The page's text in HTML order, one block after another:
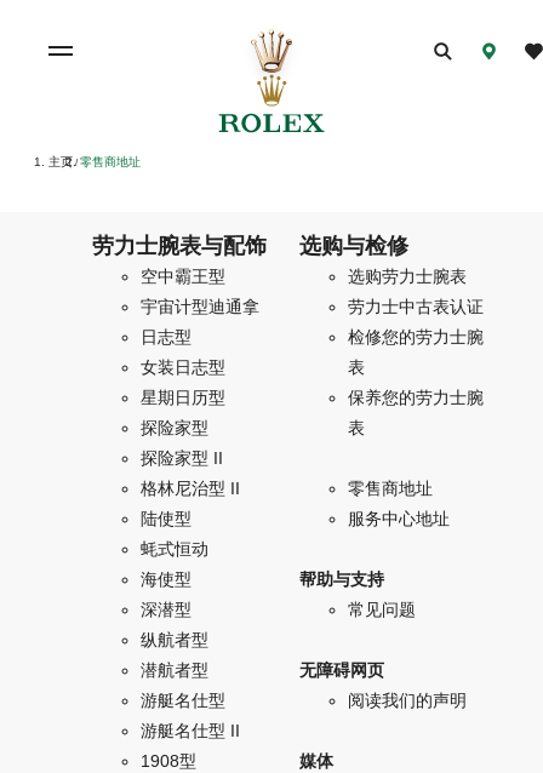
主页/ 零售商地址
劳力士腕表与配饰
空中霸王型
宇宙计型迪通拿
日志型
女装日志型
星期日历型
探险家型
探险家型 II
格林尼治型 II
陆使型
蚝式恒动
海使型
深潜型
纵航者型
潜航者型
游艇名仕型
游艇名仕型 II
1908型
选购与检修
选购劳力士腕表
劳力士中古表认证
检修您的劳力士腕
表
保养您的劳力士腕
表
零售商地址
服务中心地址
帮助与支持
常见问题
无障碍网页
阅读我们的声明
媒体